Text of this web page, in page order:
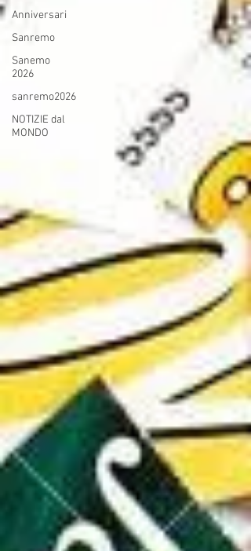
Anniversari
Sanremo
Sanemo
2026
sanremo2026
NOTIZIE dal
MONDO